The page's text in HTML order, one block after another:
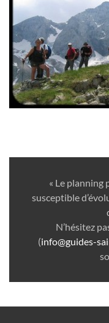
« Le planning
susceptible
N’hésitez
(info@guides-